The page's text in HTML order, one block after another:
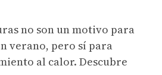
no son un motivo para
verano, pero sí para
al calor. Descubre